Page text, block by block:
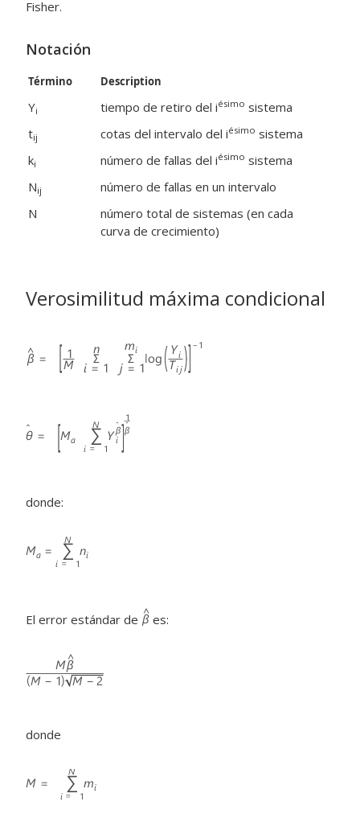
Fisher.
Notación
Término Description
Yi tiempo de retiro del iésimo sistema
tij cotas del intervalo del iésimo sistema
ki número de fallas del iésimo sistema
Nij
número de fallas en un intervalo
N
número total de sistemas (en cada
curva de crecimiento)
Verosimilitud máxima condicional
donde:
El error estándar de es:
donde